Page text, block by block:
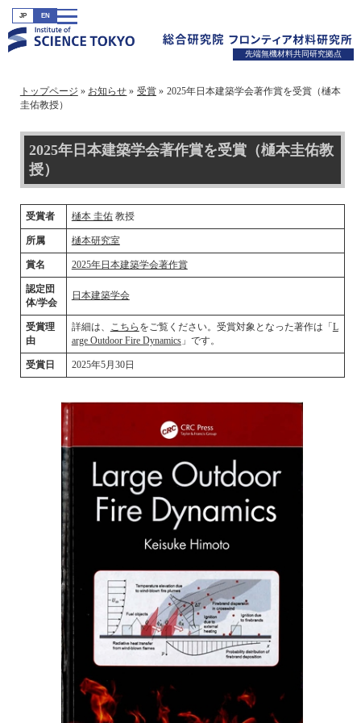
JP EN
先端無機材料共同研究拠点
トップページ お知らせ 受賞
2025年日本建築学会著作賞を受賞（樋本
圭佑教授）
2025年日本建築学会著作賞を受賞（樋本圭佑教
授）
受賞者 樋本 圭佑教授
所属 樋本研究室
賞名 2025年日本建築学会著作賞
認定団
体/学会
日本建築学会
受賞理
由
詳細は、 こちら をご覧ください。受賞対象となった著作は「 L
arge Outdoor Fire Dynamics」です。
受賞日 2025年5月30日